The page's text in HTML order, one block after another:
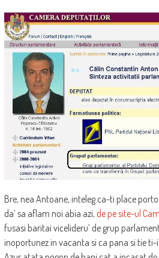
Bre, nea Antoane, inteleg ca-ti place
da’ sa aflam noi abia azi, de pe site-ul
fusasi baritai vicelideru’ de grup
inoportunez in vacanta si ca pana si tie ti-